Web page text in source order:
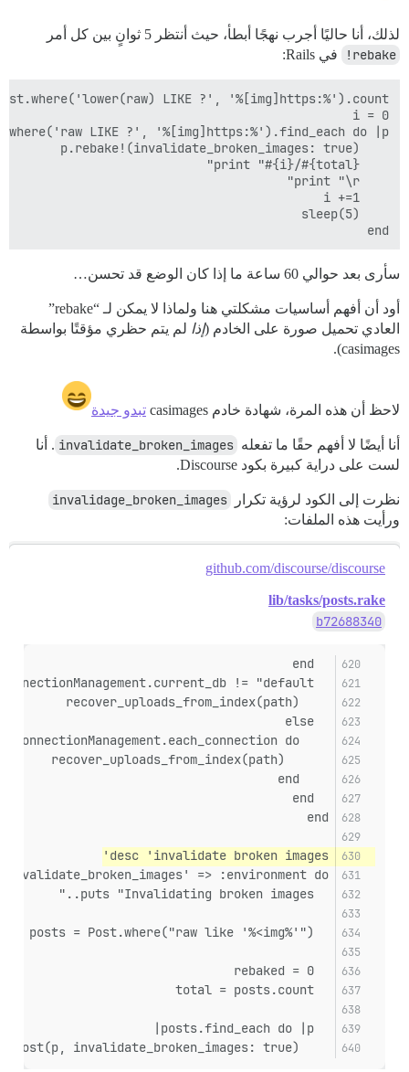
لذلك، أنا حاليًا أجرب نهجًا أبطأ، حيث أنتظر 5 ثوانٍ بين كل أمر
rebake! في Rails:
end
سأرى بعد حوالي 60 ساعة ما إذا كان الوضع قد تحسن…
أود أن أفهم أساسيات مشكلتي هنا ولماذا لا يمكن لـ “rebake”
العادي تحميل صورة على الخادم (إذا لم يتم حظري مؤقتًا بواسطة
casimages).
لاحظ أن هذه المرة، شهادة خادم casimages تبدو جيدة
أنا أيضًا لا أفهم حقًا ما تفعله invalidate_broken_images . أنا
لست على دراية كبيرة بكود Discourse.
نظرت إلى الكود لرؤية تكرار invalidage_broken_images
ورأيت هذه الملفات:
github.com/discourse/discourse
lib/tasks/posts.rake
b72688340
end
desc 'invalidate broken images'
=> :environment do